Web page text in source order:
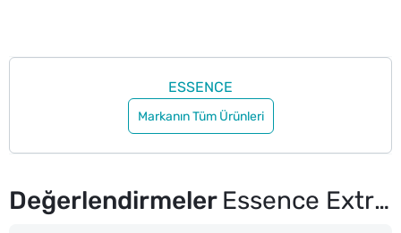
ESSENCE
Markanın Tüm Ürünleri
Değerlendirmeler Essence Extreme Shine Volume Dudak Parlatıcısı 102